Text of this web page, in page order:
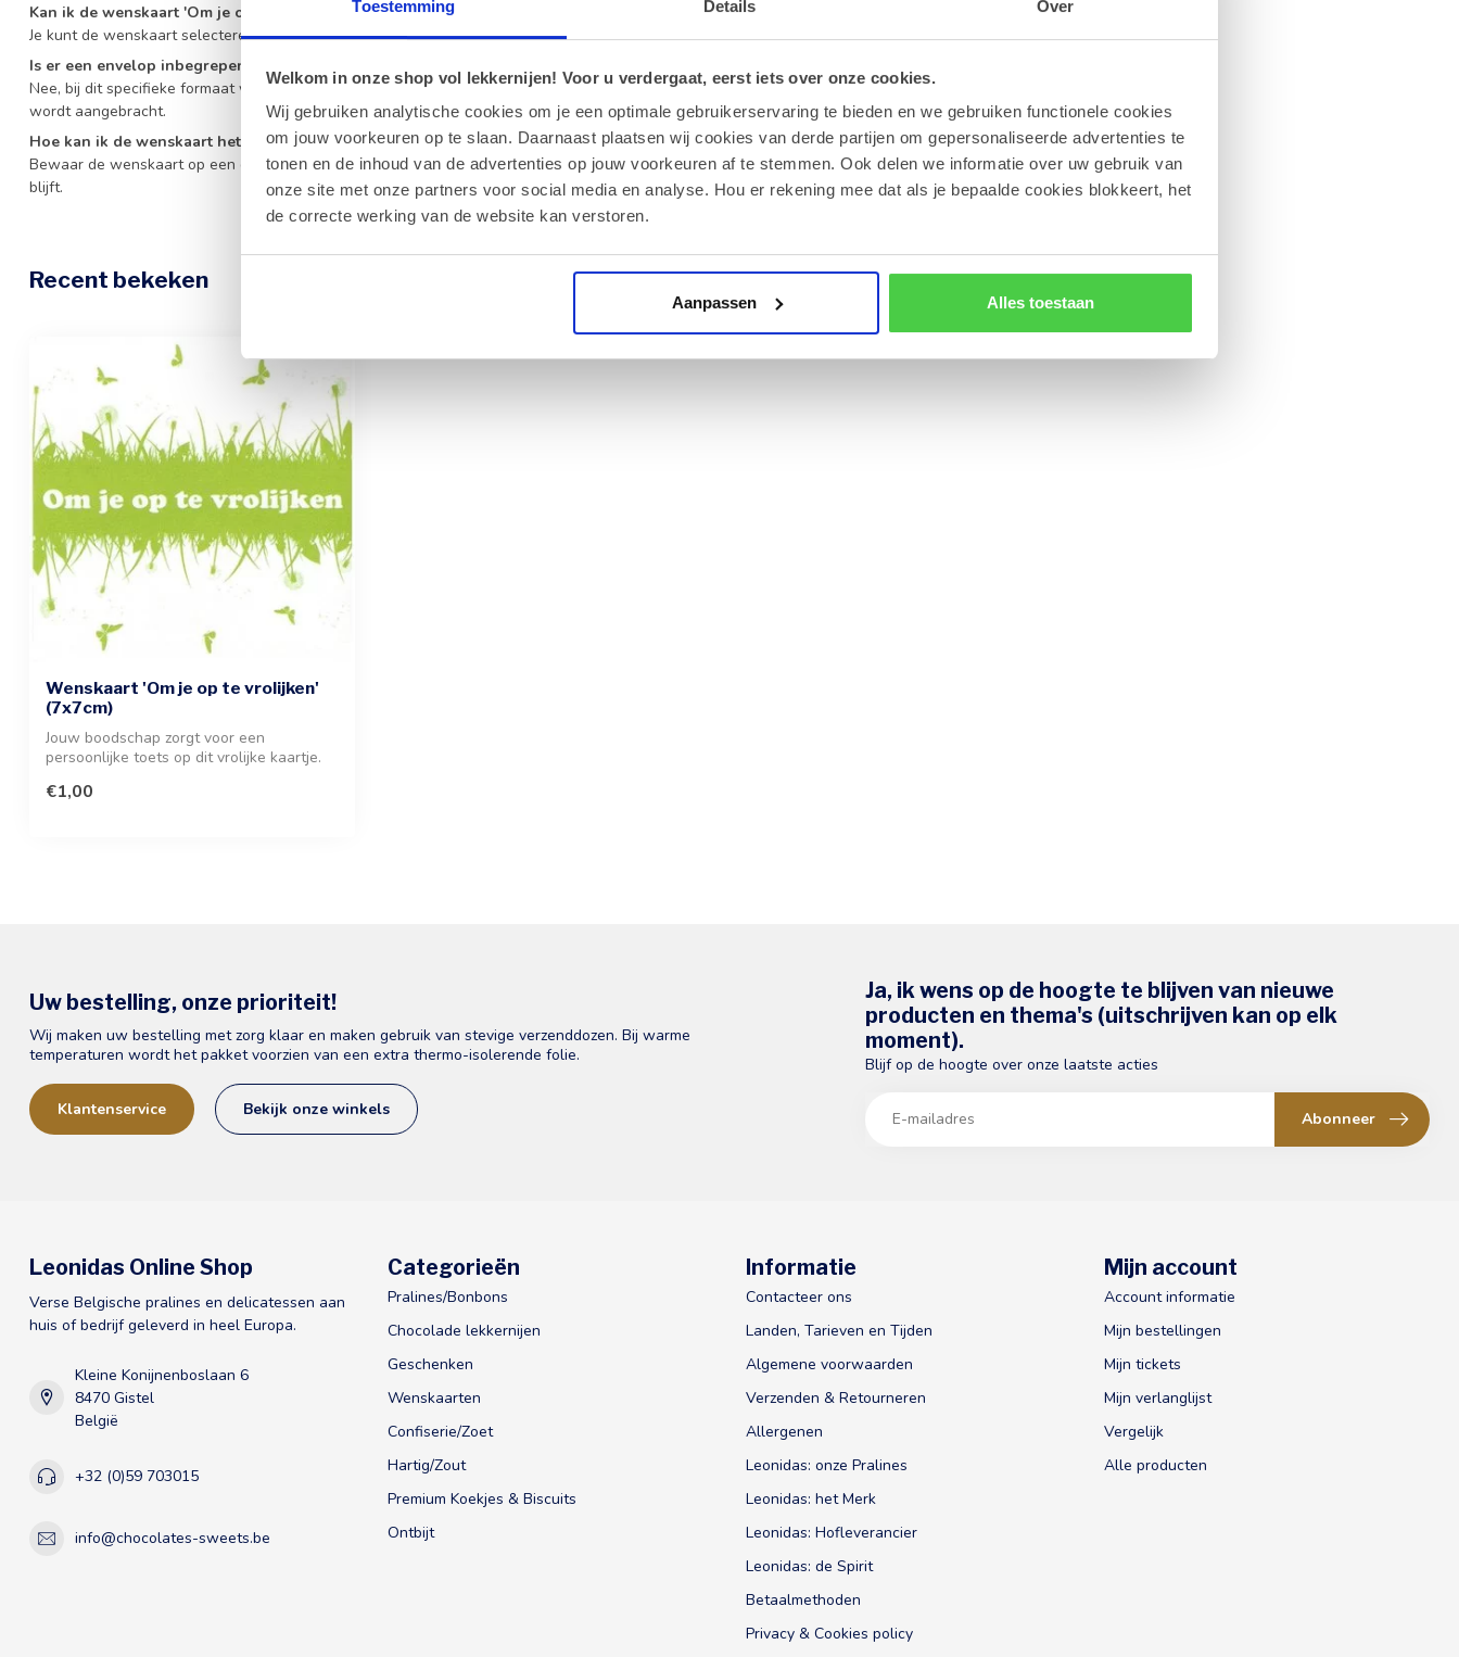
Toestemming Details Over
Welkom in onze shop vol lekkernijen! Voor u verdergaat, eerst iets over onze cookies.
Wij gebruiken analytische cookies om je een optimale gebruikerservaring te bieden en we gebruiken functionele cookies
om jouw voorkeuren op te slaan. Daarnaast plaatsen wij cookies van derde partijen om gepersonaliseerde advertenties te
tonen en de inhoud van de advertenties op jouw voorkeuren af te stemmen. Ook delen we informatie over uw gebruik van
onze site met onze partners voor social media en analyse. Hou er rekening mee dat als je bepaalde cookies blokkeert, het
de correcte werking van de website kan verstoren.
Aanpassen Alles toestaan
Kan ik de wenskaart 'Om je op te vrolijken' los bestellen?
Je kunt de wenskaart selecteren in onze categorie met wenskaarten om toe te voegen aan je bestelling.
Is er een envelop inbegrepen bij de wenskaart?
Nee, bij dit specifieke formaat wordt geen envelop meegeleverd, omdat de boodschap direct op de achterzijde
wordt aangebracht.
Hoe kan ik de wenskaart het beste bewaren?
Bewaar de wenskaart op een droge en koele plaats, uit direct zonlicht, zodat de kwaliteit van het kaartje behouden
blijft.
Recent bekeken
Wenskaart 'Om je op te vrolijken'
(7x7cm)
Jouw boodschap zorgt voor een
persoonlijke toets op dit vrolijke kaartje.
€1,00
Uw bestelling, onze prioriteit!
Wij maken uw bestelling met zorg klaar en maken gebruik van stevige verzenddozen. Bij warme
temperaturen wordt het pakket voorzien van een extra thermo-isolerende folie.
Klantenservice Bekijk onze winkels
Ja, ik wens op de hoogte te blijven van nieuwe
producten en thema's (uitschrijven kan op elk
moment).
Blijf op de hoogte over onze laatste acties
Abonneer
Leonidas Online Shop
Verse Belgische pralines en delicatessen aan
huis of bedrijf geleverd in heel Europa.
Kleine Konijnenboslaan 6
8470 Gistel
België
+32 (0)59 703015
info@chocolates-sweets.be
Categorieën
Pralines/Bonbons
Chocolade lekkernijen
Geschenken
Wenskaarten
Confiserie/Zoet
Hartig/Zout
Premium Koekjes & Biscuits
Ontbijt
Informatie
Contacteer ons
Landen, Tarieven en Tijden
Algemene voorwaarden
Verzenden & Retourneren
Allergenen
Leonidas: onze Pralines
Leonidas: het Merk
Leonidas: Hofleverancier
Leonidas: de Spirit
Betaalmethoden
Privacy & Cookies policy
Mijn account
Account informatie
Mijn bestellingen
Mijn tickets
Mijn verlanglijst
Vergelijk
Alle producten